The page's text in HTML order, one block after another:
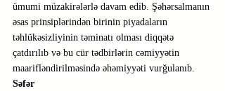
ümumi müzakirələrlə davam edib. Şəhərsalmanın
əsas prinsiplərindən birinin piyadaların
təhlükəsizliyinin təminatı olması diqqətə
çatdırılıb və bu cür tədbirlərin cəmiyyətin
maarifləndirilməsində əhəmiyyəti vurğulanıb.
Səfər